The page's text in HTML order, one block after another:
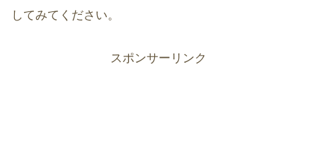
してみてください。
スポンサーリンク